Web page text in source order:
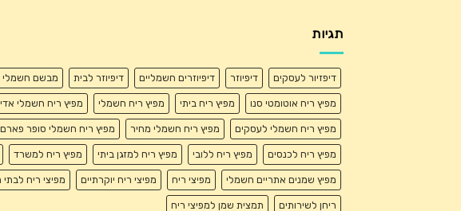
תגיות
דיפזיור לעסקים דיפיוזר דיפיוזרים חשמליים דיפיוזר לבית מבשם חשמלי
מפיץ ריח אוטומטי סנו מפיץ ריח ביתי מפיץ ריח חשמלי מפיץ ריח חשמלי
מפיץ ריח חשמלי לעסקים מפיץ ריח חשמלי מחיר מפיץ ריח חשמלי סופר פארם
מפיץ ריח לכנסים מפיץ ריח ללובי מפיץ ריח למזגן ביתי מפיץ ריח למשרד
מפיץ שמנים אתריים חשמלי מפיצי ריח מפיצי ריח יוקרתיים מפיצי ריח לבתי
ריחן לשירותים תמצית שמן למפיצי ריח